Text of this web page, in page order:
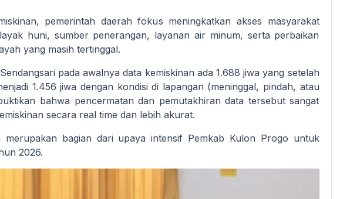
pemerintah daerah fokus meningkatkan akses masyarakat
huni, sumber penerangan, layanan air minum, serta perbaikan
yang masih tertinggal.
pada awalnya data kemiskinan ada 1.688 jiwa yang setelah
1.456 jiwa dengan kondisi di lapangan (meninggal, pindah, atau
bahwa pencermatan dan pemutakhiran data tersebut sangat
secara real time dan lebih akurat.
merupakan bagian dari upaya intensif Pemkab Kulon Progo untuk
2026.